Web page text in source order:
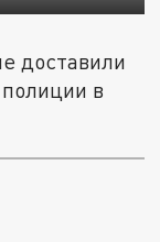
доставили
в